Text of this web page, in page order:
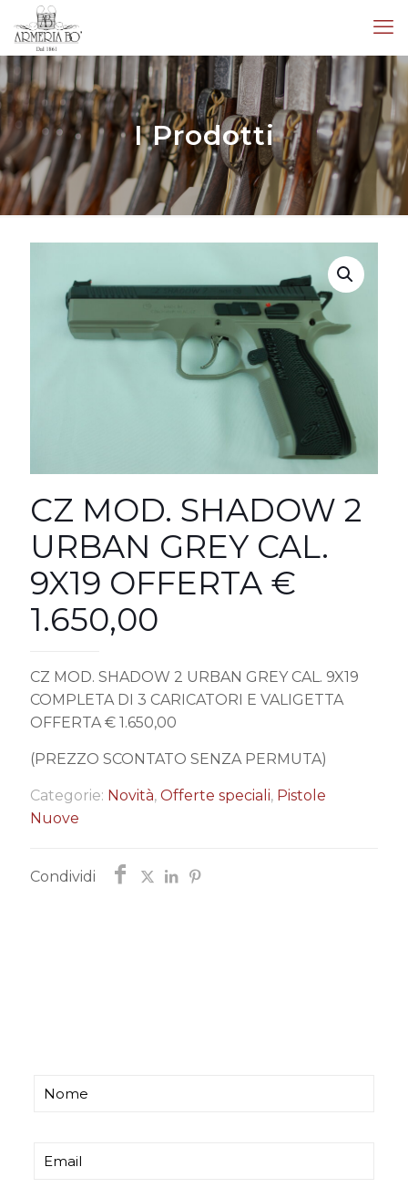
I Prodotti
CZ MOD. SHADOW 2
URBAN GREY CAL.
9X19 OFFERTA €
1.650,00
CZ MOD. SHADOW 2 URBAN GREY CAL. 9X19
COMPLETA DI 3 CARICATORI E VALIGETTA
OFFERTA € 1.650,00
(PREZZO SCONTATO SENZA PERMUTA)
Categorie: Novità, Offerte speciali, Pistole
Nuove
Condividi